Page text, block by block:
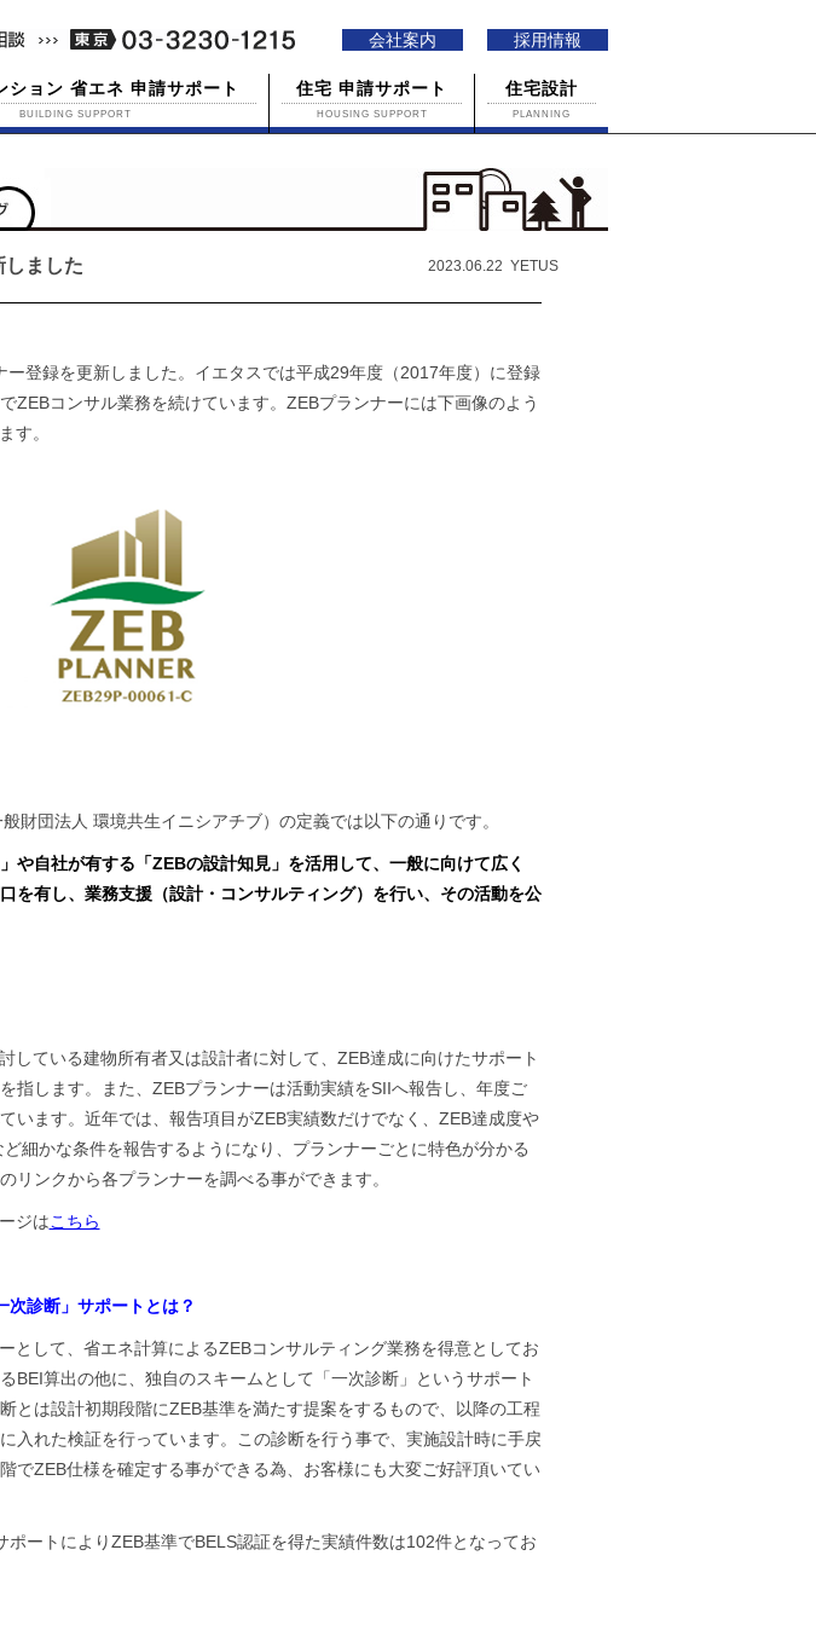
会社案内 採用情報
ション 省エネ 申請サポート
BUILDING SUPPORT
住宅 申請サポート
HOUSING SUPPORT
住宅設計
PLANNING
ました 2023.06.22 YETUS
ー登録を更新しました。イエタスでは平成29年度（2017年度）に登録
ZEBコンサル業務を続けています。ZEBプランナーには下画像のよう
ます。
財団法人 環境共生イニシアチブ）の定義では以下の通りです。
や自社が有する「ZEBの設計知見」を活用して、一般に向けて広く
を有し、業務支援（設計・コンサルティング）を行い、その活動を公
している建物所有者又は設計者に対して、ZEB達成に向けたサポート
指します。また、ZEBプランナーは活動実績をSIIへ報告し、年度ご
います。近年では、報告項目がZEB実績数だけでなく、ZEB達成度や
細かな条件を報告するようになり、プランナーごとに特色が分かる
リンクから各プランナーを調べる事ができます。
ジはこちら
診断」サポートとは？
として、省エネ計算によるZEBコンサルティング業務を得意としてお
BEI算出の他に、独自のスキームとして「一次診断」というサポート
とは設計初期段階にZEB基準を満たす提案をするもので、以降の工程
入れた検証を行っています。この診断を行う事で、実施設計時に手戻
でZEB仕様を確定する事ができる為、お客様にも大変ご好評頂いてい
ポートによりZEB基準でBELS認証を得た実績件数は102件となってお